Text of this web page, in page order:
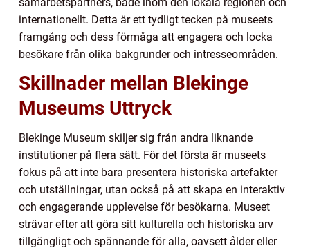
internationellt. Detta är ett tydligt tecken på museets
framgång och dess förmåga att engagera och locka
besökare från olika bakgrunder och intresseområden.
Skillnader mellan Blekinge
Museums Uttryck
Blekinge Museum skiljer sig från andra liknande
institutioner på flera sätt. För det första är museets
fokus på att inte bara presentera historiska artefakter
och utställningar, utan också på att skapa en interaktiv
och engagerande upplevelse för besökarna. Museet
strävar efter att göra sitt kulturella och historiska arv
tillgängligt och spännande för alla, oavsett ålder eller